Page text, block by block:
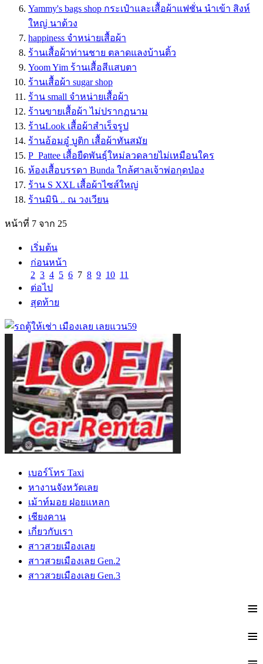
Yammy's bags shop กระเป๋าและเสื้อผ้าแฟชั่น นำเข้า สิงห์
ใหญ่ นาด้วง
happiness จำหน่ายเสื้อผ้า
ร้านเสื้อผ้าท่านชาย ตลาดแลงบ้านติ้ว
Yoom Yim ร้านเสื้อสีแสบตา
ร้านเสื้อผ้า sugar shop
ร้าน small จำหน่ายเสื้อผ้า
ร้านขายเสื้อผ้า ไม่ปรากฏนาม
ร้านLook เสื้อผ้าสำเร็จรูป
ร้านอ้อมอู๋ บูติก เสื้อผ้าทันสมัย
P_Pattee เสื้อยืดพันธุ์ใหม่ลวดลายไม่เหมือนใคร
ห้องเสื้อบรรดา Bunda ใกล้ศาลเจ้าพ่อกุดป่อง
ร้าน S XXL เสื้อผ้าไซส์ใหญ่
ร้านมินิ .. ณ วงเวียน
หน้าที่ 7 จาก 25
เริ่มต้น
ก่อนหน้า
2 3 4 5 6 7 8 9 10 11
ต่อไป
สุดท้าย
เบอร์โทร Taxi
หางานจังหวัดเลย
เม้าท์มอย ฝอยแหลก
เชียงคาน
เกี่ยวกับเรา
สาวสวยเมืองเลย
สาวสวยเมืองเลย Gen.2
สาวสวยเมืองเลย Gen.3
≡
≡